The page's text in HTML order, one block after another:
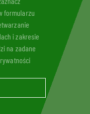
formularzu
i zakresie
na zadane